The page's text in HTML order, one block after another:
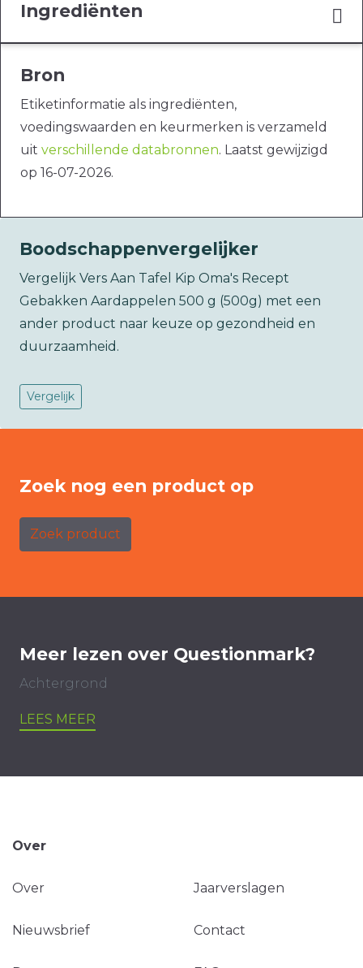
Ingrediënten
Bron
Etiketinformatie als ingrediënten,
voedingswaarden en keurmerken is verzameld
uit verschillende databronnen. Laatst gewijzigd
op 16-07-2026.
Boodschappenvergelijker
Vergelijk Vers Aan Tafel Kip Oma's Recept
Gebakken Aardappelen 500 g (500g) met een
ander product naar keuze op gezondheid en
duurzaamheid.
Vergelijk
Zoek nog een product op
Zoek product
Meer lezen over Questionmark?
Achtergrond
LEES MEER
Over
Over Jaarverslagen
Nieuwsbrief Contact